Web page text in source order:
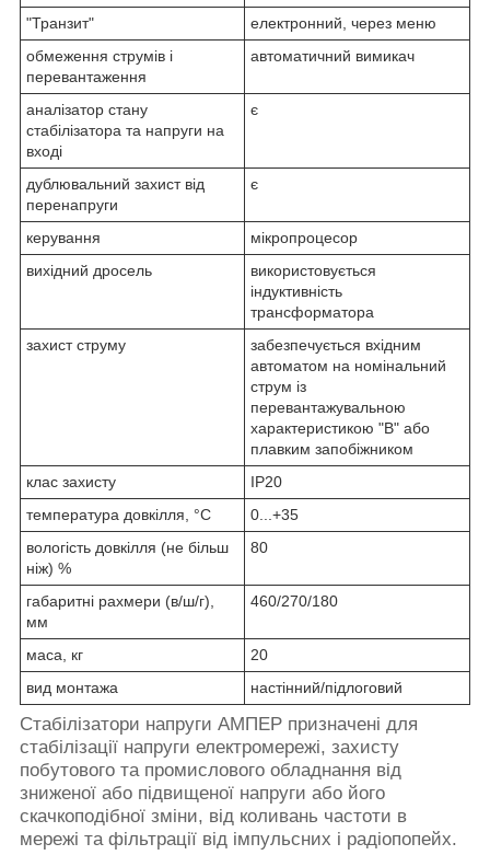
"Транзит"
електронний, через меню
обмеження струмів і
перевантаження
автоматичний вимикач
аналізатор стану
стабілізатора та напруги на
вході
є
дублювальний захист від
перенапруги
є
керування
мікропроцесор
вихідний дросель
використовується
індуктивність
трансформатора
захист струму
забезпечується вхідним
автоматом на номінальний
струм із
перевантажувальною
характеристикою "В" або
плавким запобіжником
клас захисту
IP20
температура довкілля, °С
0...+35
вологість довкілля (не більш
ніж) %
80
габаритні рахмери (в/ш/г),
мм
460/270/180
маса, кг
20
вид монтажа
настінний/підлоговий
Стабілізатори напруги АМПЕР призначені для
стабілізації напруги електромережі, захисту
побутового та промислового обладнання від
зниженої або підвищеної напруги або його
скачкоподібної зміни, від коливань частоти в
мережі та фільтрації від імпульсних і радіопопейх.